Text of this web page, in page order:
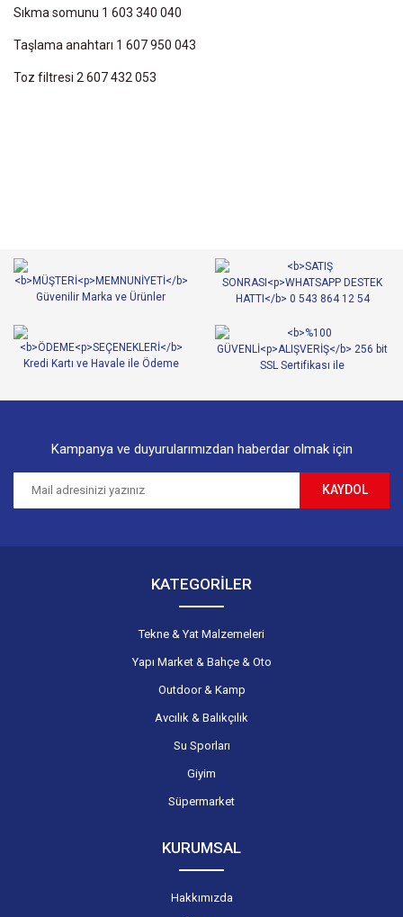
Sıkma somunu 1 603 340 040
Taşlama anahtarı 1 607 950 043
Toz filtresi 2 607 432 053
Ürün resmi kalitesiz, bozuk veya görüntülenemiyor.
Ürün açıklamasında eksik bilgiler bulunuyor.
Ürün bilgilerinde hatalar bulunuyor.
Ürün fiyatı diğer sitelerden daha pahalı.
Gönder
Kampanya ve duyurularımızdan haberdar olmak için
KAYDOL
KATEGORİLER
Tekne & Yat Malzemeleri
Yapı Market & Bahçe & Oto
Outdoor & Kamp
Avcılık & Balıkçılık
Su Sporları
Giyim
Süpermarket
KURUMSAL
Hakkımızda